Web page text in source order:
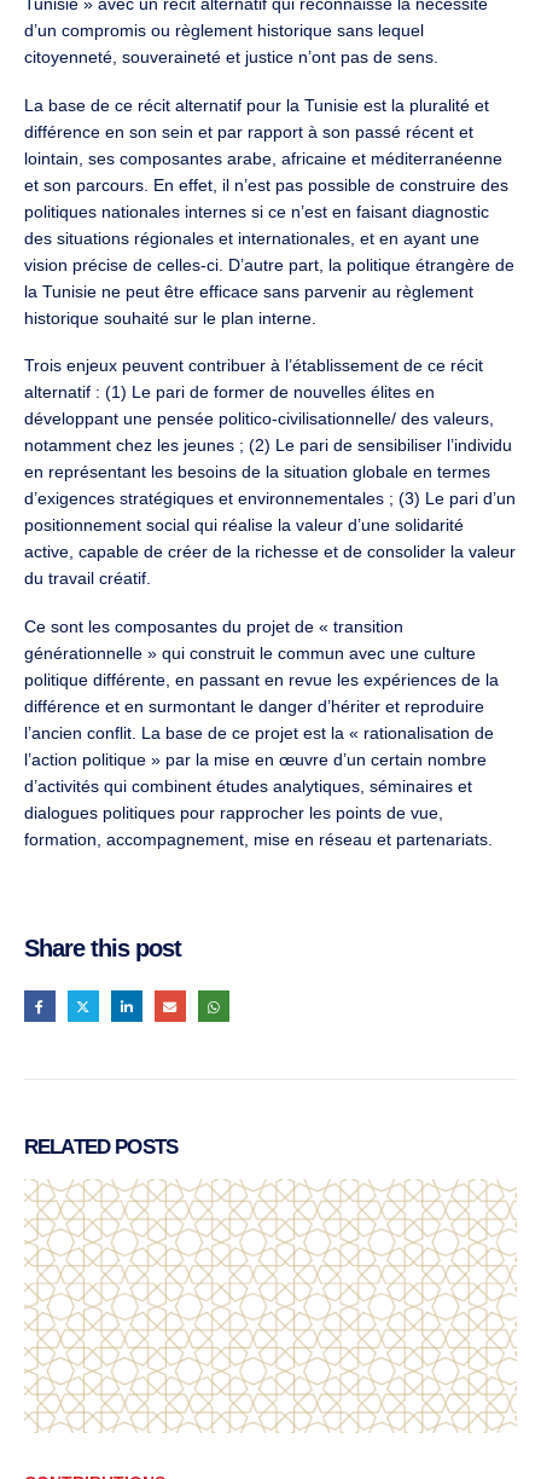
Tunisie » avec un récit alternatif qui reconnaisse la nécessité
d’un compromis ou règlement historique sans lequel
citoyenneté, souveraineté et justice n’ont pas de sens.
La base de ce récit alternatif pour la Tunisie est la pluralité et
différence en son sein et par rapport à son passé récent et
lointain, ses composantes arabe, africaine et méditerranéenne
et son parcours. En effet, il n’est pas possible de construire des
politiques nationales internes si ce n’est en faisant diagnostic
des situations régionales et internationales, et en ayant une
vision précise de celles-ci. D’autre part, la politique étrangère de
la Tunisie ne peut être efficace sans parvenir au règlement
historique souhaité sur le plan interne.
Trois enjeux peuvent contribuer à l’établissement de ce récit
alternatif : (1) Le pari de former de nouvelles élites en
développant une pensée politico-civilisationnelle/ des valeurs,
notamment chez les jeunes ; (2) Le pari de sensibiliser l’individu
en représentant les besoins de la situation globale en termes
d’exigences stratégiques et environnementales ; (3) Le pari d’un
positionnement social qui réalise la valeur d’une solidarité
active, capable de créer de la richesse et de consolider la valeur
du travail créatif.
Ce sont les composantes du projet de « transition
générationnelle » qui construit le commun avec une culture
politique différente, en passant en revue les expériences de la
différence et en surmontant le danger d’hériter et reproduire
l’ancien conflit. La base de ce projet est la « rationalisation de
l’action politique » par la mise en œuvre d’un certain nombre
d’activités qui combinent études analytiques, séminaires et
dialogues politiques pour rapprocher les points de vue,
formation, accompagnement, mise en réseau et partenariats.
Share this post
RELATED POSTS